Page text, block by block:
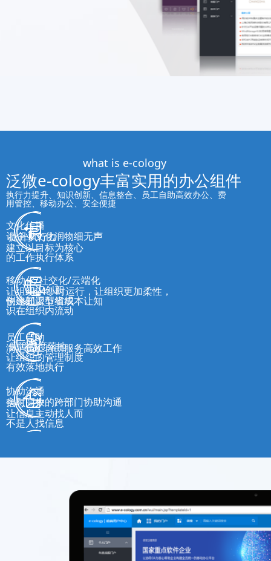
what is e-cology
泛微e-cology丰富实用的办公组件
执行力提升、知识创新、信息整合、员工自助高效办公、费
用管控、移动办公、安全便捷
提升执行力
建立以目标为核心
的工作执行体系
知识创新
创建知识型组织，让知
识在组织内流动
保障制度落地
让组织的管理制度
有效落地执行
信息门户
让信息主动找人而
不是人找信息
文化传播
让企业文化润物细无声
移动化/社交化/云端化
让组织24小时运行，让组织更加柔性，
快速部署节省成本
员工自助
满足员工自助服务高效工作
协助沟通
实时高效的跨部门协助沟通